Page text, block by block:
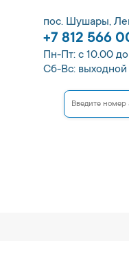
пос. Шушары,
+7 812 566
Пн-Пт: с 10.00
Сб-Вс: выходной